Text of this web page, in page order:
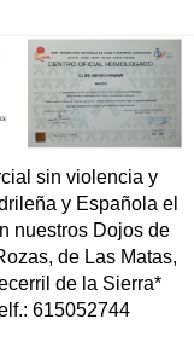
sin violencia y
y Española el
nuestros Dojos de
de Las Matas,
de la Sierra*
615052744